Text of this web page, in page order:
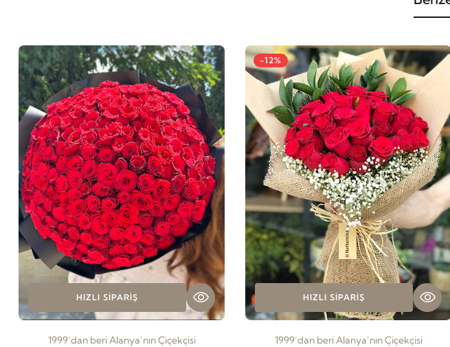
HIZLI SIPARIŞ
1999’dan beri Alanya’nın Çiçekçisi
-12%
HIZLI SIPARIŞ
1999’dan beri Alanya’nın Çiçekçisi